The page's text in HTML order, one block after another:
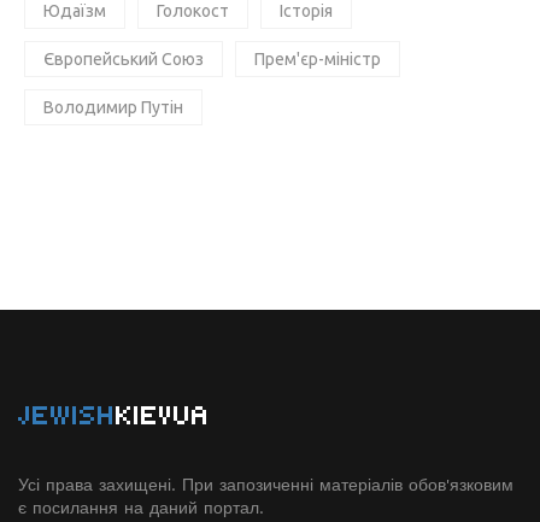
Юдаїзм Голокост Історія
Європейський Союз Прем'єр-міністр
Володимир Путін
JEWISHKIEVUA
Усі права захищені. При запозиченні матеріалів обов'язковим
є посилання на даний портал.